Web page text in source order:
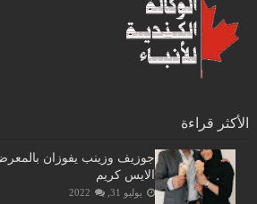
الأكثر قراءة
جوزيف وزينب يفوزان
الايس كريم
يوليو 31, 2022